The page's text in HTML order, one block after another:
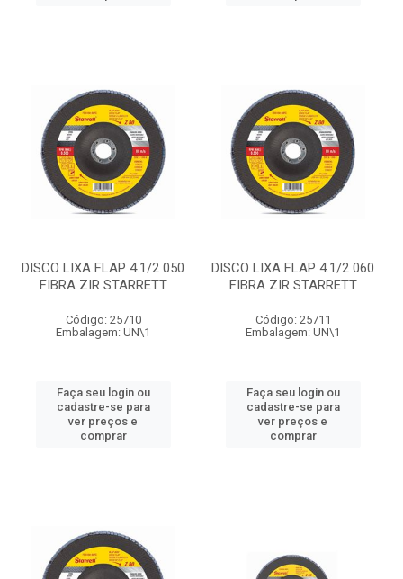
DISCO LIXA FLAP 4.1/2 050
FIBRA ZIR STARRETT
Código: 25710
Embalagem: UN\1
Faça seu login ou
cadastre-se para
ver preços e
comprar
DISCO LIXA FLAP 4.1/2 060
FIBRA ZIR STARRETT
Código: 25711
Embalagem: UN\1
Faça seu login ou
cadastre-se para
ver preços e
comprar